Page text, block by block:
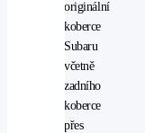
originální
koberce
Subaru
včetně
zadního
koberce
přes